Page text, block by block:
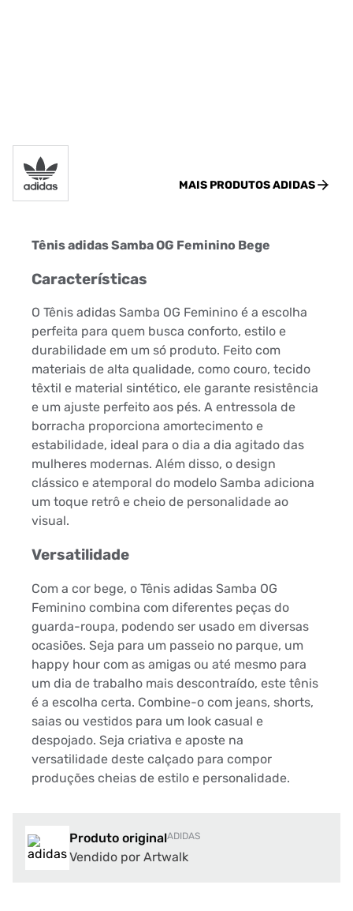
MAIS PRODUTOSADIDAS
Tênis adidas Samba OG Feminino Bege
Características
O Tênis adidas Samba OG Feminino é a escolha
perfeita para quem busca conforto, estilo e
durabilidade em um só produto. Feito com
materiais de alta qualidade, como couro, tecido
têxtil e material sintético, ele garante resistência
e um ajuste perfeito aos pés. A entressola de
borracha proporciona amortecimento e
estabilidade, ideal para o dia a dia agitado das
mulheres modernas. Além disso, o design
clássico e atemporal do modelo Samba adiciona
um toque retrô e cheio de personalidade ao
visual.
Versatilidade
Com a cor bege, o Tênis adidas Samba OG
Feminino combina com diferentes peças do
guarda-roupa, podendo ser usado em diversas
ocasiões. Seja para um passeio no parque, um
happy hour com as amigas ou até mesmo para
um dia de trabalho mais descontraído, este tênis
é a escolha certa. Combine-o com jeans, shorts,
saias ou vestidos para um look casual e
despojado. Seja criativa e aposte na
versatilidade deste calçado para compor
produções cheias de estilo e personalidade.
Produto originalADIDAS
Vendido por Artwalk